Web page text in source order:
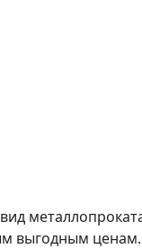
выгодным